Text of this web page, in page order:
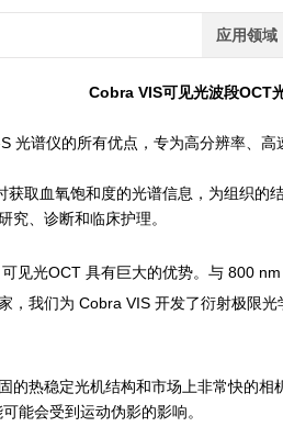
应用领域
Cobra VIS可见光波段OCT
光谱仪的所有优点，专为高分辨率、
取血氧饱和度的光谱信息，为组织的
究、诊断和临床护理。
见光OCT 具有巨大的优势。与 800
，我们为 Cobra VIS 开发了衍射极限
的热稳定光机结构和市场上非常快的
能会受到运动伪影的影响。